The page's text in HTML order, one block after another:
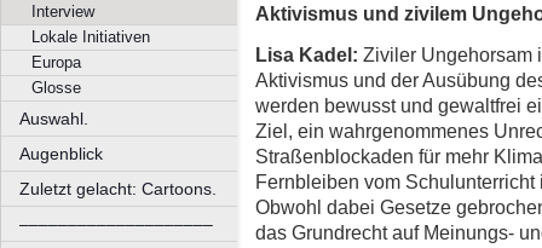
Interview
Lokale Initiativen
Europa
Glosse
Auswahl.
Augenblick
Zuletzt gelacht: Cartoons.
––––––––––––––––––––
Aktivismus und zivilem
Lisa Kadel: Ziviler Ungehorsam
Aktivismus und der Ausübung
werden bewusst und gewaltfrei
Ziel, ein wahrgenommenes
Straßenblockaden für mehr
Fernbleiben vom
Obwohl dabei Gesetze
das Grundrecht auf Meinungs-